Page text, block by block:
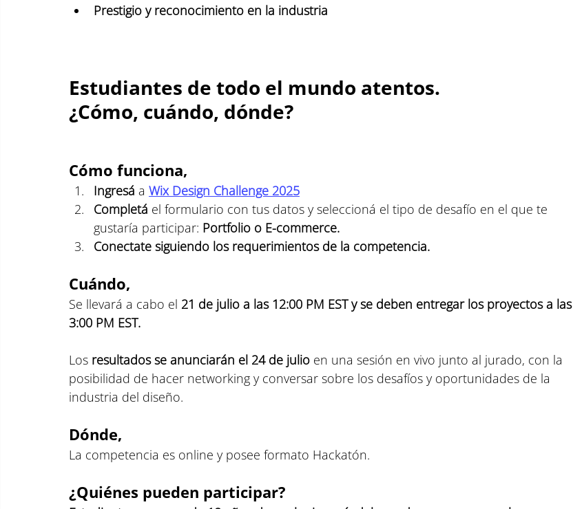
Prestigio y reconocimiento en la industria
Estudiantes de todo el mundo atentos.
¿Cómo, cuándo, dónde?
Cómo funciona,
Ingresá a Wix Design Challenge 2025
Completá el formulario con tus datos y seleccioná el tipo de desafío en el que te
gustaría participar: Portfolio o E-commerce.
Conectate siguiendo los requerimientos de la competencia.
Cuándo,
Se llevará a cabo el 21 de julio a las 12:00 PM EST y se deben entregar los proyectos a las
3:00 PM EST.
Los resultados se anunciarán el 24 de julio en una sesión en vivo junto al jurado, con la
posibilidad de hacer networking y conversar sobre los desafíos y oportunidades de la
industria del diseño.
Dónde,
La competencia es online y posee formato Hackatón.
¿Quiénes pueden participar?